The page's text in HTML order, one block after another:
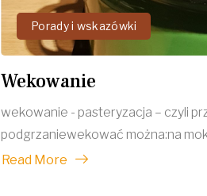
Porady i wskazówki
Wekowanie
wekowanie - pasteryzacja – czyli
podgrzaniewekować można:na
Read More